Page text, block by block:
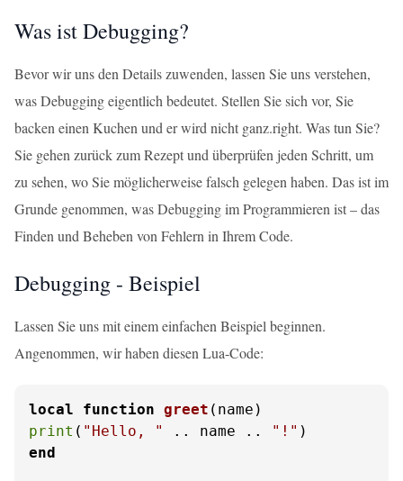
Was ist Debugging?
Bevor wir uns den Details zuwenden, lassen Sie uns verstehen,
was Debugging eigentlich bedeutet. Stellen Sie sich vor, Sie
backen einen Kuchen und er wird nicht ganz.right. Was tun Sie?
Sie gehen zurück zum Rezept und überprüfen jeden Schritt, um
zu sehen, wo Sie möglicherweise falsch gelegen haben. Das ist im
Grunde genommen, was Debugging im Programmieren ist – das
Finden und Beheben von Fehlern in Ihrem Code.
Debugging - Beispiel
Lassen Sie uns mit einem einfachen Beispiel beginnen.
Angenommen, wir haben diesen Lua-Code:
local function greet (name)
print ( "Hello, " .. name .. "!"
end